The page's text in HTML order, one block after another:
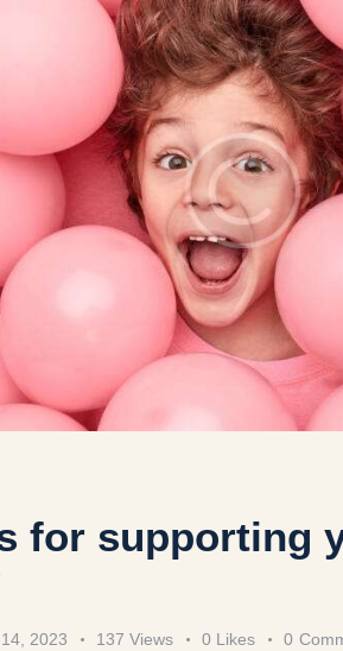
for supporting
2023 137 Views 0 Likes 0